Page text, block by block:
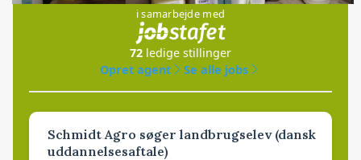
i samarbejde med
72 ledige stillinger
Opret agent
Se alle jobs
Schmidt Agro søger landbrugselev (dansk
uddannelsesaftale)